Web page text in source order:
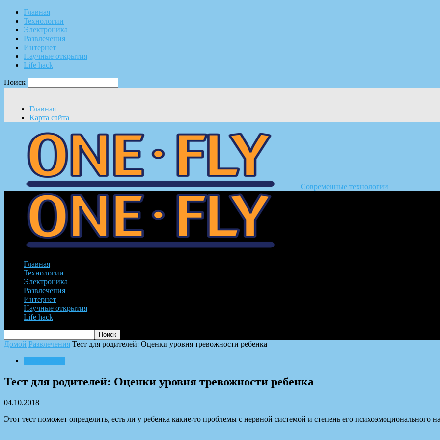
Главная
Технологии
Электроника
Развлечения
Интернет
Научные открытия
Life hack
Поиск
Главная
Карта сайта
Современные технологии
Главная
Технологии
Электроника
Развлечения
Интернет
Научные открытия
Life hack
Домой Развлечения Тест для родителей: Оценки уровня тревожности ребенка
Тест для родителей: Оценки уровня тревожности ребенка
04.10.2018
Этот тест поможет определить, есть ли у ребенка какие-то проблемы с нервной системой и степень его психоэмоционального